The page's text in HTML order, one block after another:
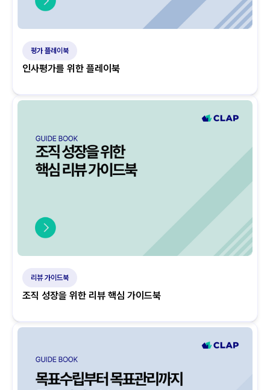
평가 플레이북
인사평가를 위한 플레이북
리뷰 가이드북
조직 성장을 위한 리뷰 핵심 가이드북